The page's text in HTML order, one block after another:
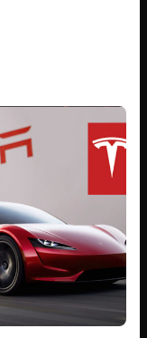
شركة
تسلا
وإيلون
ماسك